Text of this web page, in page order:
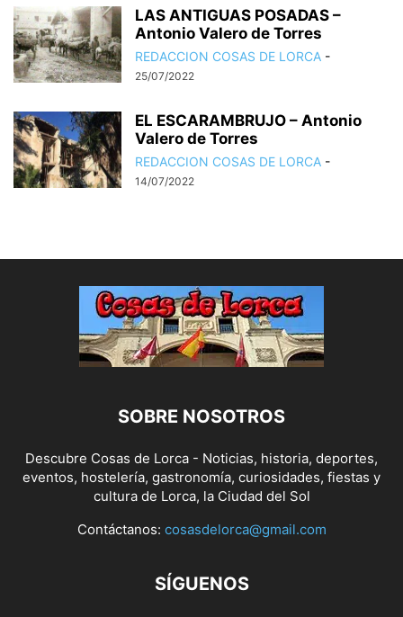
LAS ANTIGUAS POSADAS –
Antonio Valero de Torres
REDACCION COSAS DE LORCA -
25/07/2022
EL ESCARAMBRUJO – Antonio
Valero de Torres
REDACCION COSAS DE LORCA -
14/07/2022
SOBRE NOSOTROS
Descubre Cosas de Lorca - Noticias, historia, deportes,
eventos, hostelería, gastronomía, curiosidades, fiestas y
cultura de Lorca, la Ciudad del Sol
Contáctanos: cosasdelorca@gmail.com
SÍGUENOS